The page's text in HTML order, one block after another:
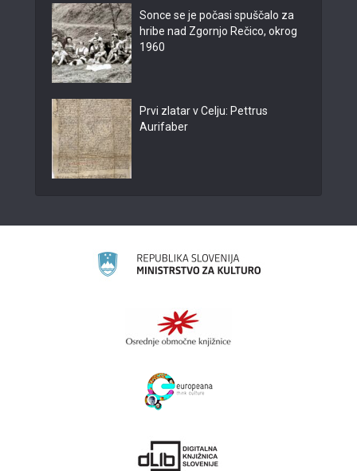
Sonce se je počasi spuščalo za
hribe nad Zgornjo Rečico, okrog
1960
Prvi zlatar v Celju: Pettrus
Aurifaber